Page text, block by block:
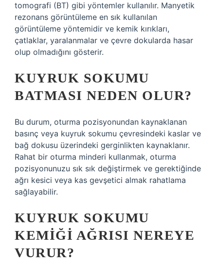
tomografi (BT) gibi yöntemler kullanılır. Manyetik
rezonans görüntüleme en sık kullanılan
görüntüleme yöntemidir ve kemik kırıkları,
çatlaklar, yaralanmalar ve çevre dokularda hasar
olup olmadığını gösterir.
KUYRUK SOKUMU
BATMASI NEDEN OLUR?
Bu durum, oturma pozisyonundan kaynaklanan
basınç veya kuyruk sokumu çevresindeki kaslar ve
bağ dokusu üzerindeki gerginlikten kaynaklanır.
Rahat bir oturma minderi kullanmak, oturma
pozisyonunuzu sık sık değiştirmek ve gerektiğinde
ağrı kesici veya kas gevşetici almak rahatlama
sağlayabilir.
KUYRUK SOKUMU
KEMIĞI AĞRISI NEREYE
VURUR?